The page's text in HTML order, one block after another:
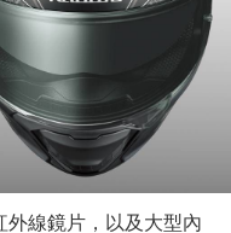
外線鏡片，以及大型內